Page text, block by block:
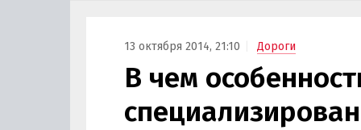
13 октября 2014, 21:10 Дороги
В чем